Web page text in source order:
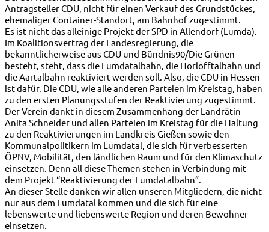
Antragsteller CDU, nicht für einen Verkauf des Grundstückes,
ehemaliger Container-Standort, am Bahnhof zugestimmt.
Es ist nicht das alleinige Projekt der SPD in Allendorf (Lumda).
Im Koalitionsvertrag der Landesregierung, die
bekanntlicherweise aus CDU und Bündnis90/Die Grünen
besteht, steht, dass die Lumdatalbahn, die Horlofftalbahn und
die Aartalbahn reaktiviert werden soll. Also, die CDU in Hessen
ist dafür. Die CDU, wie alle anderen Parteien im Kreistag, haben
zu den ersten Planungsstufen der Reaktivierung zugestimmt.
Der Verein dankt in diesem Zusammenhang der Landrätin
Anita Schneider und allen Parteien im Kreistag für die Haltung
zu den Reaktivierungen im Landkreis Gießen sowie den
Kommunalpolitikern im Lumdatal, die sich für verbesserten
ÖPNV, Mobilität, den ländlichen Raum und für den Klimaschutz
einsetzen. Denn all diese Themen stehen in Verbindung mit
dem Projekt “Reaktivierung der Lumdatalbahn”.
An dieser Stelle danken wir allen unseren Mitgliedern, die nicht
nur aus dem Lumdatal kommen und die sich für eine
lebenswerte und liebenswerte Region und deren Bewohner
einsetzen.